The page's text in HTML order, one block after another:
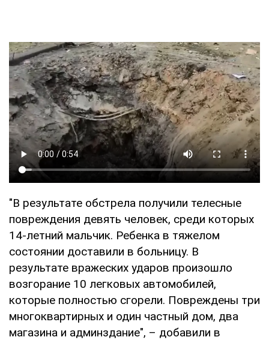
"В результате обстрела получили телесные
повреждения девять человек, среди которых
14-летний мальчик. Ребенка в тяжелом
состоянии доставили в больницу. В
результате вражеских ударов произошло
возгорание 10 легковых автомобилей,
которые полностью сгорели. Повреждены три
многоквартирных и один частный дом, два
магазина и админздание", – добавили в